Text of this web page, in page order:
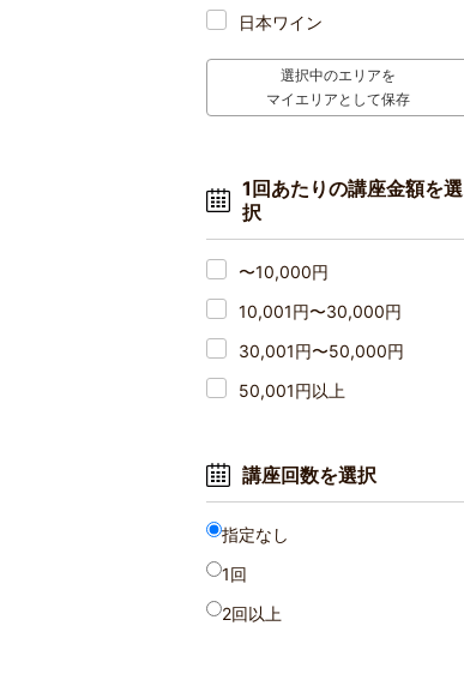
日本ワイン
選択中のエリアを
マイエリアとして保存
1回あたりの講座金額を選
択
〜10,000円
10,001円〜30,000円
30,001円〜50,000円
50,001円以上
講座回数を選択
指定なし
1回
2回以上